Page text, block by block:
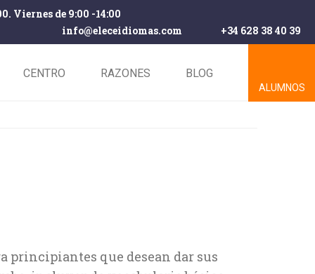
Viernes de 9:00 -14:00
info@eleceidiomas.com
+34 628 38 40 39
CENTRO RAZONES BLOG
ALUMNOS
principiantes que desean dar sus